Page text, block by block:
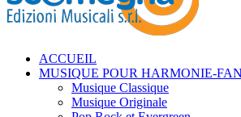
ACCUEIL
MUSIQUE POUR HARMONIE-
Musique Classique
Musique Originale